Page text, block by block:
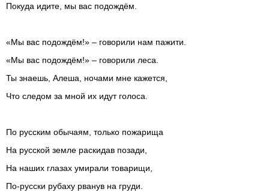
Покуда идите, мы вас подождём.
«Мы вас подождём!» – говорили нам пажити.
«Мы вас подождём!» – говорили леса.
Ты знаешь, Алеша, ночами мне кажется,
Что следом за мной их идут голоса.
По русским обычаям, только пожарища
На русской земле раскидав позади,
На наших глазах умирали товарищи,
По-русски рубаху рванув на груди.